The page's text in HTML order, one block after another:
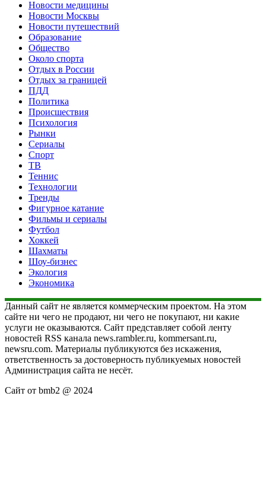
Новости медицины
Новости Москвы
Новости путешествий
Образование
Общество
Около спорта
Отдых в России
Отдых за границей
ПДД
Политика
Происшествия
Психология
Рынки
Сериалы
Спорт
ТВ
Теннис
Технологии
Тренды
Фигурное катание
Фильмы и сериалы
Футбол
Хоккей
Шахматы
Шоу-бизнес
Экология
Экономика
Данный сайт не является коммерческим проектом. На этом
сайте ни чего не продают, ни чего не покупают, ни какие
услуги не оказываются. Сайт представляет собой ленту
новостей RSS канала news.rambler.ru, kommersant.ru,
newsru.com. Материалы публикуются без искажения,
ответственность за достоверность публикуемых новостей
Администрация сайта не несёт.
Сайт от bmb2 @ 2024